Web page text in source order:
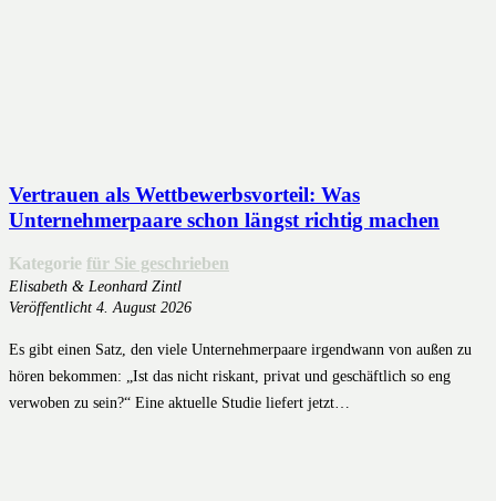
Vertrauen als Wettbewerbsvorteil: Was
Unternehmerpaare schon längst richtig machen
Kategorie für Sie geschrieben
Elisabeth & Leonhard Zintl
Veröffentlicht 4. August 2026
Es gibt einen Satz, den viele Unternehmerpaare irgendwann von außen zu
hören bekommen: „Ist das nicht riskant, privat und geschäftlich so eng
verwoben zu sein?“ Eine aktuelle Studie liefert jetzt…